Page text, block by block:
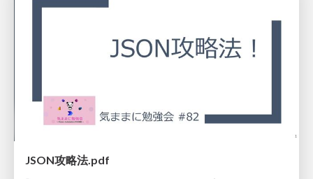
JSON攻略法.pdf